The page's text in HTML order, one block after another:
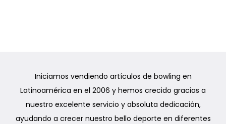
Iniciamos vendiendo artículos de bowling en
Latinoamérica en el 2006 y hemos crecido gracias a
nuestro excelente servicio y absoluta dedicación,
ayudando a crecer nuestro bello deporte en diferentes